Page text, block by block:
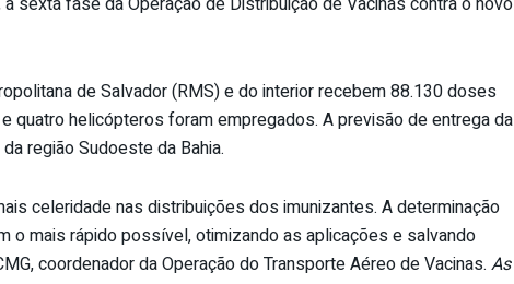
de Salvador (RMS) e do interior recebem 88.130 doses
quatro helicópteros foram empregados. A previsão de entrega da
região Sudoeste da Bahia.
celeridade nas distribuições dos imunizantes. A determinação
o mais rápido possível, otimizando as aplicações e salvando
coordenador da Operação do Transporte Aéreo de Vacinas. As